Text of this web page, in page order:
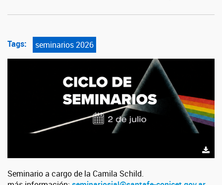
Tags: seminarios 2026
Seminario a cargo de la Camila Schild.